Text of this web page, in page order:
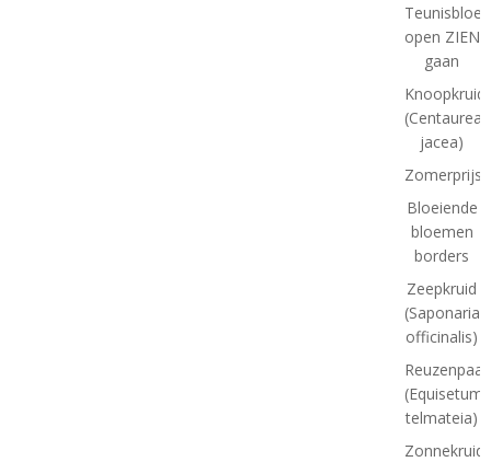
open ZIEN
gaan
Knoopkruid
(Centaurea
jacea)
Bloeiende
bloemen
borders
Zeepkruid
(Saponaria
officinalis)
(Equisetum
telmateia)
Zonnekruid